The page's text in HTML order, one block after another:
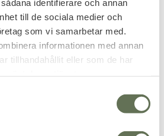
identifierare och annan
till de sociala medier och
som vi samarbetar med.
informationen med annan
tillhandahållit eller som de har
FAVORITE